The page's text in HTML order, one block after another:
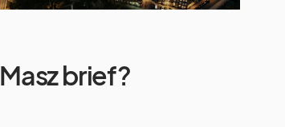
Masz brief?